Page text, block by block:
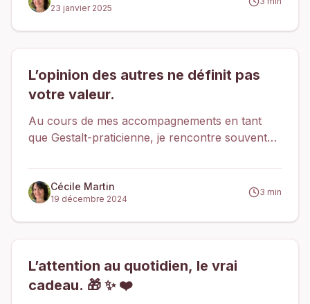
peut parfois conduire à des états d’épuisement
émotionnel, voire à un burn-out.
23 janvier 2025
L’opinion des autres ne définit pas
votre valeur.
Au cours de mes accompagnements en tant
que Gestalt-praticienne, je rencontre souvent
une remarque, une opinion, parfois même un
simple regard, peut suffire à faire vaciller leur
confiance.
Cécile Martin
19 décembre 2024
3 min
L’attention au quotidien, le vrai
cadeau. 🎁 ✨ ❤️